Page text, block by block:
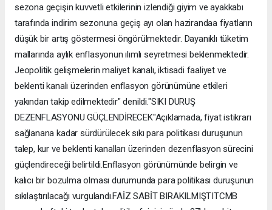
sezona geçişin kuvvetli etkilerinin izlendiği giyim ve ayakkabı
tarafında indirim sezonuna geçiş ayı olan hazirandaa fiyatların
düşük bir artış göstermesi öngörülmektedir. Dayanıklı tüketim
mallarında aylık enflasyonun ılımlı seyretmesi beklenmektedir.
Jeopolitik gelişmelerin maliyet kanalı, iktisadi faaliyet ve
beklenti kanalı üzerinden enflasyon görünümüne etkileri
yakından takip edilmektedir" denildi."SIKI DURUŞ
DEZENFLASYONU GÜÇLENDİRECEK"Açıklamada, fiyat istikrarı
sağlanana kadar sürdürülecek sıkı para politikası duruşunun
talep, kur ve beklenti kanalları üzerinden dezenflasyon sürecini
güçlendireceği belirtildi.Enflasyon görünümünde belirgin ve
kalıcı bir bozulma olması durumunda para politikası duruşunun
sıkılaştırılacağı vurgulandı.FAİZ SABİT BIRAKILMIŞTITCMB